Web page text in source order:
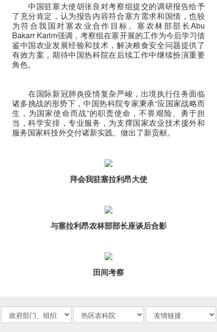
中国驻塞大使胡张良对考察组提交的调研报告给予
了充分肯定，认为报告内容符合塞方需求和国情，也较
为符合我国对塞农业合作目标。塞农林部部长Abu
Bakarr Karim强调，考察组在塞开展的工作为今后学习借
鉴中国农业发展经验和技术，解决粮食安全问题提供了
有效方案，期待中国热科院在后续工作中继续扮演重要
角色。
在国际新冠肺炎疫情复杂严峻，出境执行任务面临
诸多挑战的形势下，中国热科院专家秉承“应国家战略而
生，为国家使命而战”的职责使命，不畏艰险、勇于担
当，科学安排，专业服务，为支撑国家农业技术援外和
服务国家科技外交付诸新实践、做出了新贡献。
拜会我驻塞拉利昂大使
与塞拉利昂农林部部长座谈后合影
田间考察